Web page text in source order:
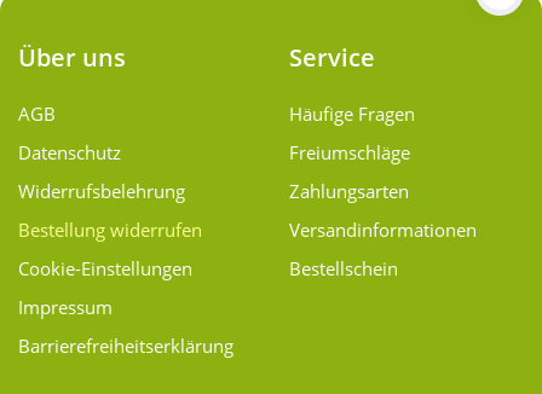
Über uns
AGB
Datenschutz
Widerrufsbelehrung
Bestellung widerrufen
Cookie-Einstellungen
Impressum
Barrierefreiheitserklärung
Service
Häufige Fragen
Freiumschläge
Zahlungsarten
Versand­informationen
Bestellschein